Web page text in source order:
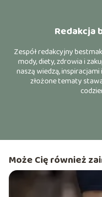
Redakcja
Zespół redakcyjny
mody, diety, zdrowia i
naszą wiedzą,
złożone tematy
Może Cię również